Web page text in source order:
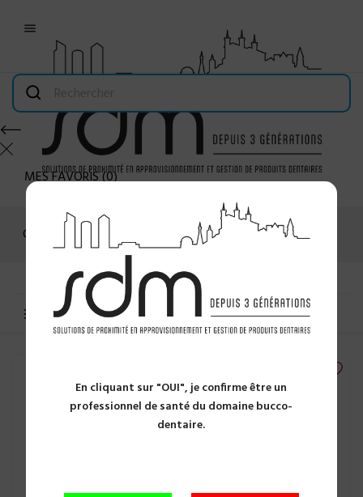
En cliquant sur "OUI", je confirme être un
professionnel de santé du domaine bucco-
dentaire.

MES FAVORIS(0)
Connexion
MENU